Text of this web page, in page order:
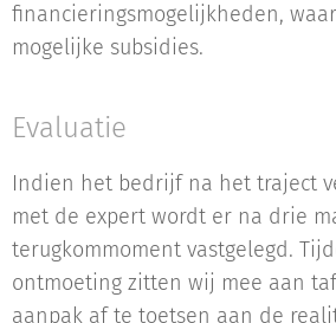
financieringsmogelijkheden,
mogelijke subsidies.
Evaluatie
Indien het bedrijf na het traject
met de expert wordt er na drie
terugkommoment vastgelegd.
ontmoeting zitten wij mee aan
aanpak af te toetsen aan de